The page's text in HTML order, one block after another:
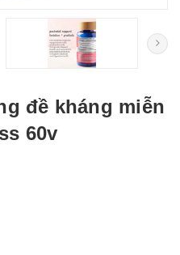
đề kháng miễn
60v